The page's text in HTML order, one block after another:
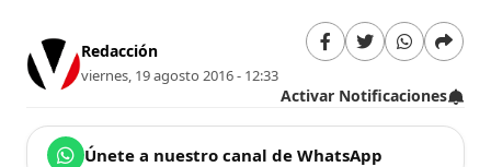
Redacción
viernes, 19 agosto 2016 - 12:33
Activar Notificaciones
Únete a nuestro canal de WhatsApp